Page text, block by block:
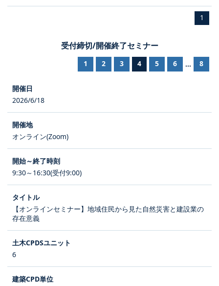
1
受付締切/開催終了セミナー
1 2 3 4 5 6 ... 8
2026/6/18
オンライン(Zoom)
9:30～16:30(受付9:00)
【オンラインセミナー】地域住民から見た自然災害と建設業の
存在意義
6